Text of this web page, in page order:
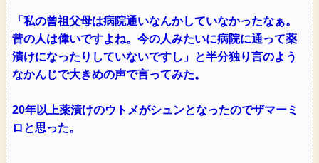
「私の曾祖父母は病院通いなんかしていなかったなぁ。
昔の人は偉いですよね。今の人みたいに病院に通って薬
漬けになったりしていないですし」と半分独り言のよう
なかんじで大きめの声で言ってみた。
20年以上薬漬けのウトメがシュンとなったのでザマーミ
ロと思った。